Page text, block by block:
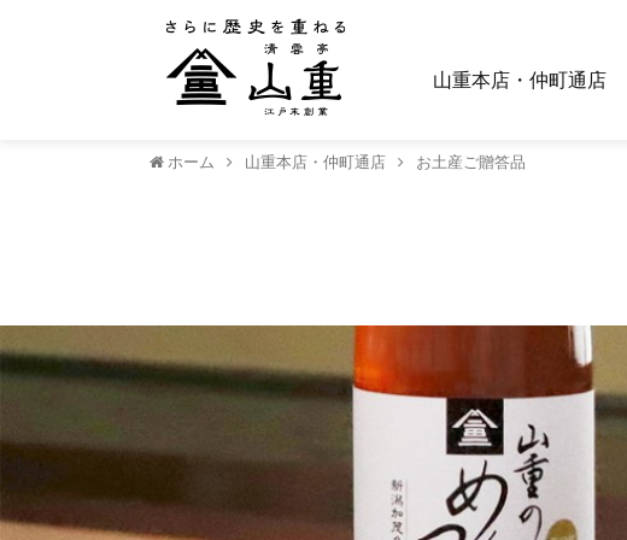
山重本店・仲町通店
ホーム 山重本店・仲町通店 お土産ご贈答品